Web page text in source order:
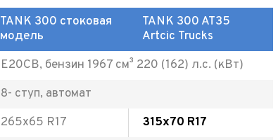
TANK 300 стоковая
модель
TANK 300 AT35
Artcic Trucks
E20CB, бензин 1967 см³ 220 (162) л.с. (кВт)
8- ступ, автомат
265x65 R17
315x70 R17